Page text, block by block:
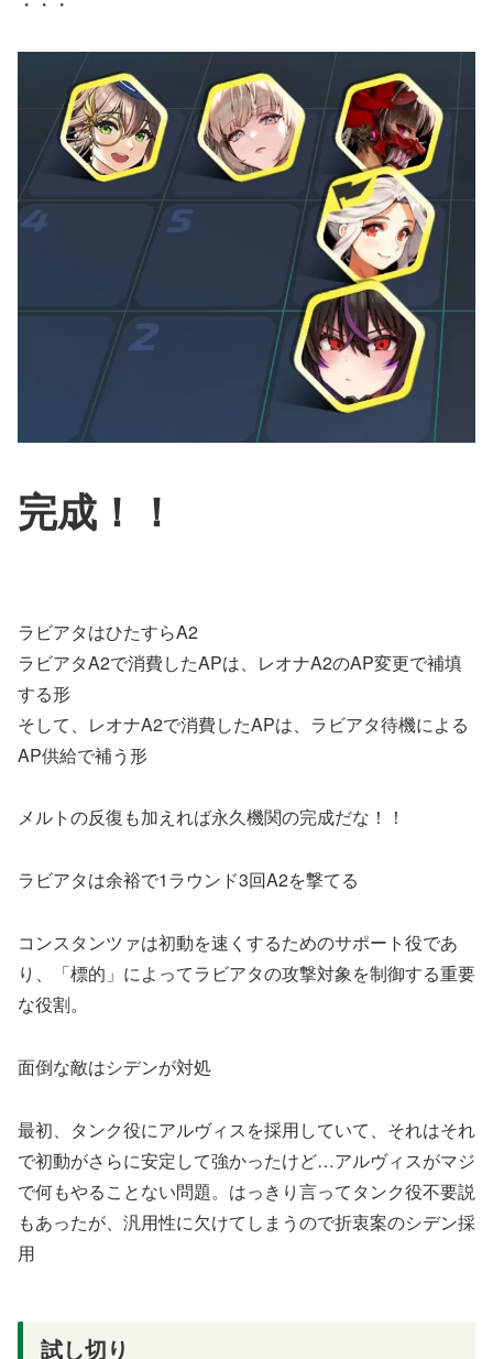
完成！！
ラビアタはひたすらA2
ラビアタA2で消費したAPは、レオナA2のAP変更で補填
する形
そして、レオナA2で消費したAPは、ラビアタ待機による
AP供給で補う形
メルトの反復も加えれば永久機関の完成だな！！
ラビアタは余裕で1ラウンド3回A2を撃てる
コンスタンツァは初動を速くするためのサポート役であ
り、「標的」によってラビアタの攻撃対象を制御する重要
な役割。
面倒な敵はシデンが対処
最初、タンク役にアルヴィスを採用していて、それはそれ
で初動がさらに安定して強かったけど…アルヴィスがマジ
で何もやることない問題。はっきり言ってタンク役不要説
もあったが、汎用性に欠けてしまうので折衷案のシデン採
用
試し切り